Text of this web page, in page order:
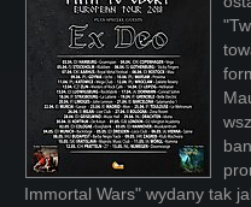
Immortal Wars" wydany tak